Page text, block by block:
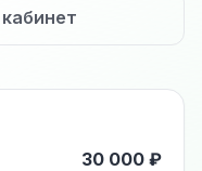
30 000 ₽